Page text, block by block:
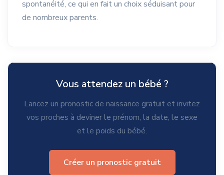
spontanéité, ce qui en fait un choix séduisant pour
de nombreux parents.
Vous attendez un bébé ?
Lancez un pronostic de naissance gratuit et invitez
vos proches à deviner le prénom, la date, le sexe
et le poids du bébé.
Créer un pronostic gratuit